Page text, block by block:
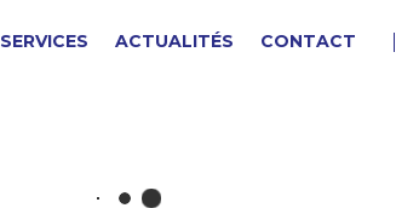
SERVICES ACTUALITÉS CONTACT